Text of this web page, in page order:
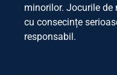
minorilor. Jocurile de
cu consecințe
responsabil.